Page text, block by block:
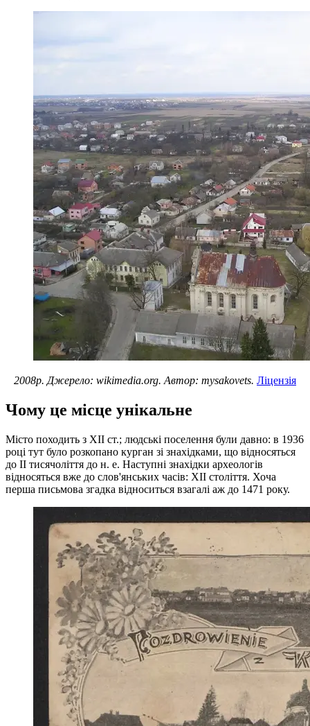
2008р. Джерело: wikimedia.org. Автор: mysakovets. Ліцензія
Чому це місце унікальне
Місто походить з XII ст.; людські поселення були давно: в 1936
році тут було розкопано курган зі знахідками, що відносяться
до II тисячоліття до н. е. Наступні знахідки археологів
відносяться вже до слов'янських часів: XII століття. Хоча
перша письмова згадка відноситься взагалі аж до 1471 року.